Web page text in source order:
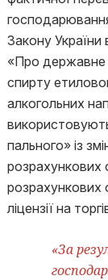
Закону
«Про державне
спирту
алкогольних
пального» із
розрахункових
розрахункових
ліцензії на
«За